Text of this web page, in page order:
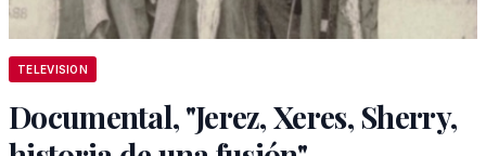
TELEVISION
Documental, "Jerez, Xeres, Sherry,